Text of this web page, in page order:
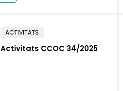
ACTIVITATS
Activitats CCOC 34/2025